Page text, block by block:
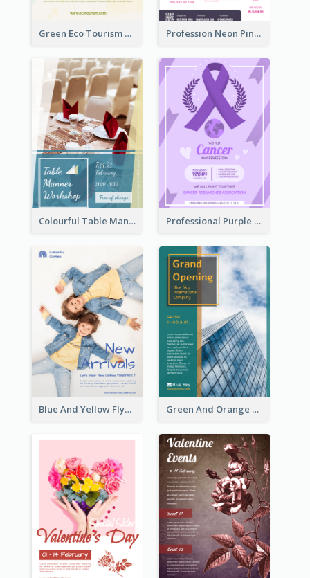
Green Eco Tourism Flyer With Photos Of Forest Profession Neon Pink Flyer Ribbon Design Template
Colourful Table Manner Course Flyer With Details Professional Purple Ribbon And Globe Flyer Design Idea
Blue And Yellow Flyer For Children Clothes Green And Orange Flyer Of Opening Ceremony